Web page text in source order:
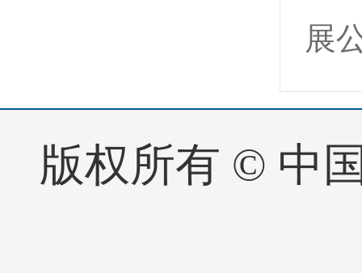
展
版权所有 © 中